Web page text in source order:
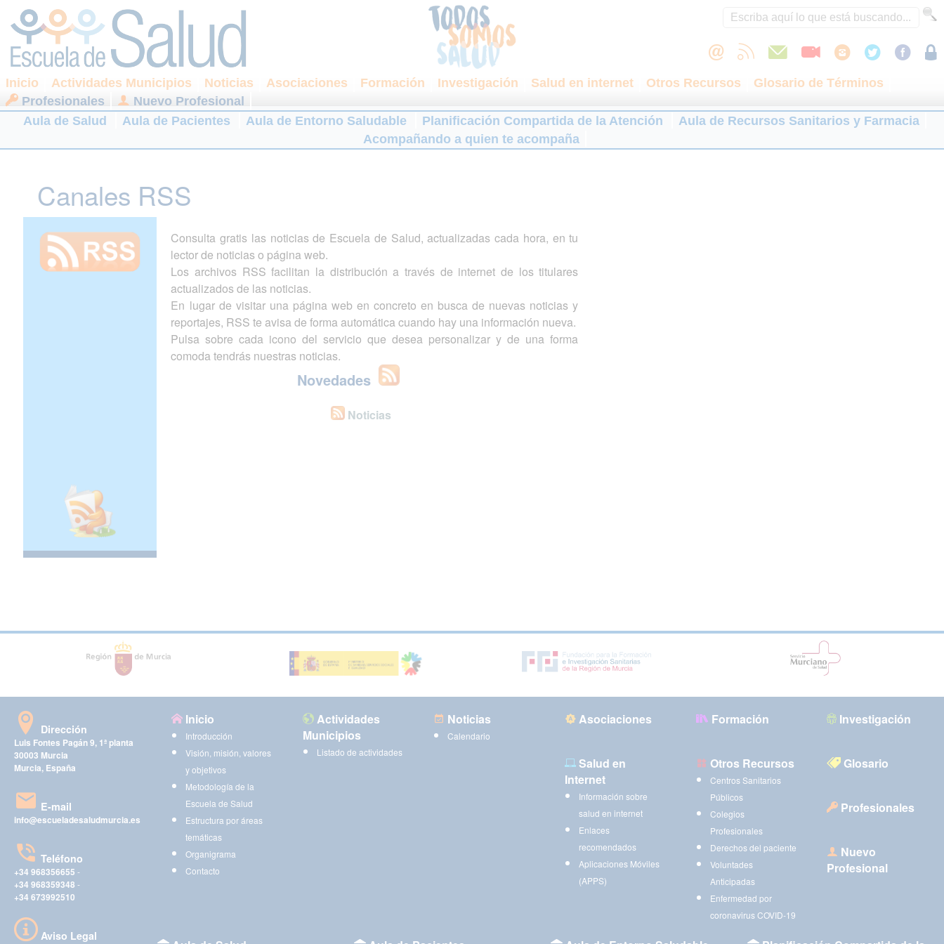
Inicio Actividades Municipios Noticias Asociaciones Formación Investigación Salud en internet Otros Recursos
Glosario de Términos
Profesionales
Nuevo Profesional
Aula de Salud
Aula de Pacientes Aula de Entorno Saludable Planificación Compartida de la Atención
Aula de Recursos Sanitarios y Farmacia
Acompañando a quien te acompaña
Canales RSS
Consulta gratis las noticias de Escuela de Salud, actualizadas cada hora, en tu
lector de noticias o página web.
Los archivos RSS facilitan la distribución a través de internet de los titulares
actualizados de las noticias.
En lugar de visitar una página web en concreto en busca de nuevas noticias y
reportajes, RSS te avisa de forma automática cuando hay una información nueva.
Pulsa sobre cada icono del servicio que desea personalizar y de una forma
comoda tendrás nuestras noticias.
Novedades
Noticias
Dirección
Luis Fontes Pagán 9, 1ª planta
30003 Murcia
Murcia, España
E-mail
info@escueladesaludmurcia.es
Teléfono
+34 968356655 -
+34 968359348 -
+34 673992510
Aviso Legal
Inicio
Introducción
Visión, misión, valores
y objetivos
Metodología de la
Escuela de Salud
Estructura por áreas
temáticas
Organigrama
Contacto
Actividades
Municipios
Listado de actividades
Noticias
Calendario
Asociaciones Formación Investigación
Salud en
Internet
Información sobre
salud en internet
Enlaces
recomendados
Aplicaciones Móviles
(APPS)
Otros Recursos
Centros Sanitarios
Públicos
Colegios
Profesionales
Derechos del paciente
Voluntades
Anticipadas
Enfermedad por
coronavirus COVID-19
Glosario
Profesionales
Nuevo
Profesional